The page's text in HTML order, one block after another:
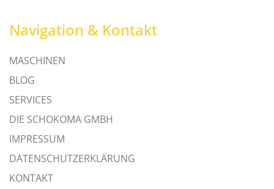
Navigation & Kontakt
MASCHINEN
BLOG
SERVICES
DIE SCHOKOMA GMBH
IMPRESSUM
DATENSCHUTZERKLÄRUNG
KONTAKT